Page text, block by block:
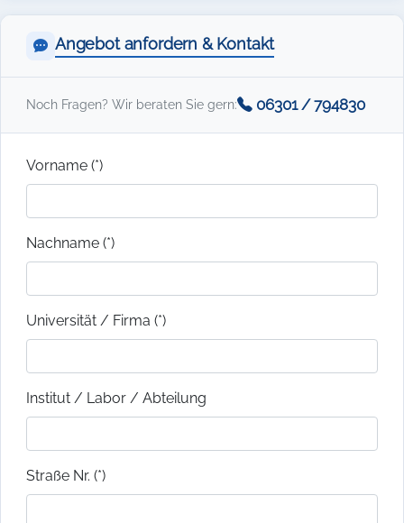
Angebot anfordern & Kontakt
Noch Fragen? Wir beraten Sie gern: 06301 / 794830
Vorname (*)
Nachname (*)
Universität / Firma (*)
Institut / Labor / Abteilung
Straße Nr. (*)